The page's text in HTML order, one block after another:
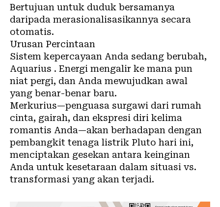
Bertujuan untuk duduk bersamanya
daripada merasionalisasikannya secara
otomatis.
Urusan Percintaan
Sistem kepercayaan Anda sedang berubah,
Aquarius . Energi mengalir ke mana pun
niat pergi, dan Anda mewujudkan awal
yang benar-benar baru.
Merkurius—penguasa surgawi dari rumah
cinta, gairah, dan ekspresi diri kelima
romantis Anda—akan berhadapan dengan
pembangkit tenaga listrik Pluto hari ini,
menciptakan gesekan antara keinginan
Anda untuk kesetaraan dalam situasi vs.
transformasi yang akan terjadi.